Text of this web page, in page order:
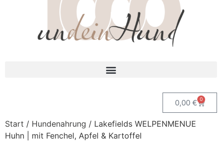
0,00 € 0
Start / Hundenahrung / Lakefields WELPENMENUE
Huhn | mit Fenchel, Apfel & Kartoffel